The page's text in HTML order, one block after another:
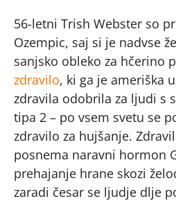
56-letni Trish Webster so
Ozempic, saj si je nadvse
sanjsko obleko za hčerino
zdravilo, ki ga je ameriška
zdravila odobrila za ljudi s
tipa 2 – po vsem svetu se
zdravilo za hujšanje.
posnema naravni hormon
prehajanje hrane skozi
zaradi česar se ljudje dlje